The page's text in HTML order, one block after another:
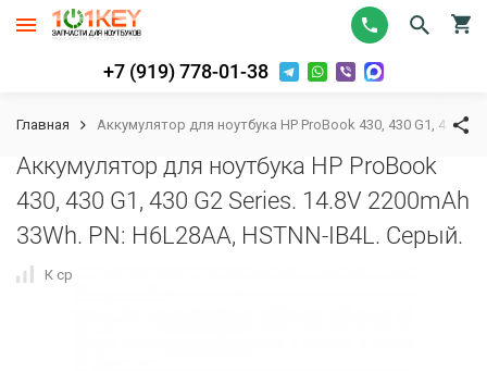
+7 (919) 778-01-38
Главная Аккумулятор для ноутбука HP ProBook 430, 430 G1, 430
Аккумулятор для ноутбука HP ProBook
430, 430 G1, 430 G2 Series. 14.8V 2200mAh
33Wh. PN: H6L28AA, HSTNN-IB4L. Серый.
К сравнению